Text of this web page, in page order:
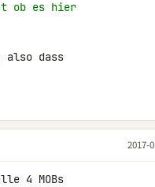
ob es hier
also dass
2017-
4 MOBs